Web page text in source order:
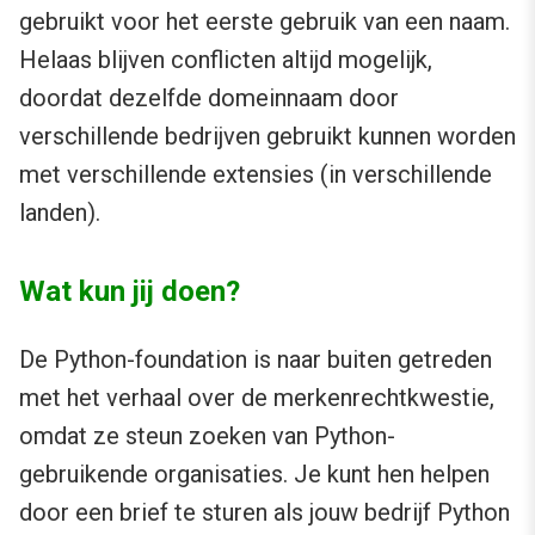
gebruikt voor het eerste gebruik van een naam.
Helaas blijven conflicten altijd mogelijk,
doordat dezelfde domeinnaam door
verschillende bedrijven gebruikt kunnen worden
met verschillende extensies (in verschillende
landen).
Wat kun jij doen?
De Python-foundation is naar buiten getreden
met het verhaal over de merkenrechtkwestie,
omdat ze steun zoeken van Python-
gebruikende organisaties. Je kunt hen helpen
door een brief te sturen als jouw bedrijf Python